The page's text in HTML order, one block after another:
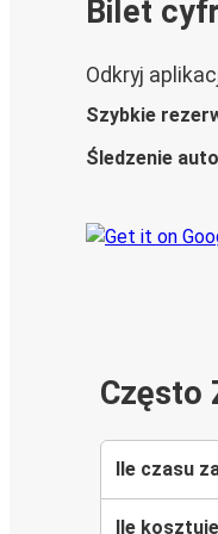
Bilet
Odkryj
Szybkie
Śledzenie
Często
Ile czasu
Ile